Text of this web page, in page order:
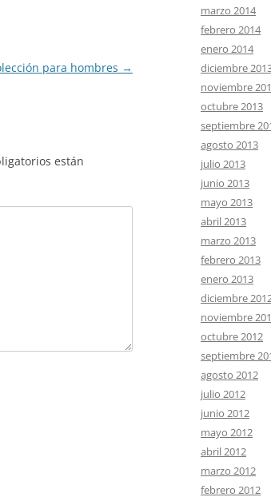
para hombres →
están
marzo 2014
febrero 2014
enero 2014
diciembre
noviembre
octubre 2013
septiembre
agosto 2013
julio 2013
junio 2013
mayo 2013
abril 2013
marzo 2013
febrero 2013
enero 2013
diciembre
noviembre
octubre 2012
septiembre
agosto 2012
julio 2012
junio 2012
mayo 2012
abril 2012
marzo 2012
febrero 2012